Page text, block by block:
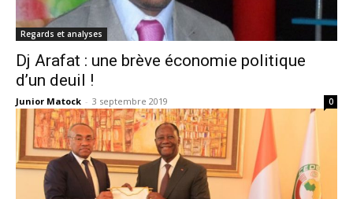
Regards et analyses
Dj Arafat : une brève économie politique
d’un deuil !
Junior Matock - 3 septembre 2019 0